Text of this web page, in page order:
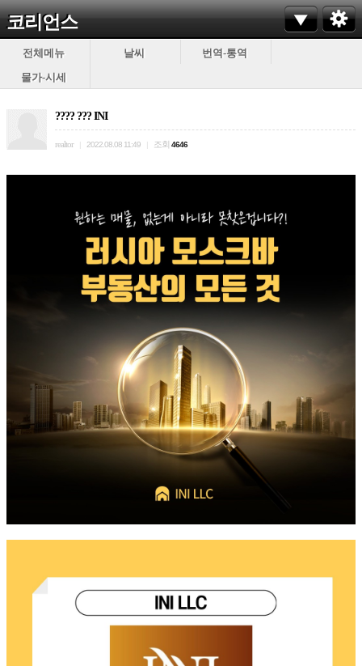
코리언스
전체메뉴 날씨
번역-통역
물가-시세
???? ??? INI
realtor 2022.08.08 11:49 조회 4646